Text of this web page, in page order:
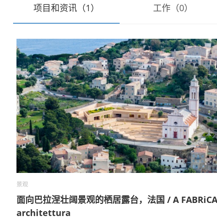
项目和资讯（1） 工作（0）
景观
面向巴拉涅壮阔景观的栖居露台，法国 / A FABRiCA
architettura